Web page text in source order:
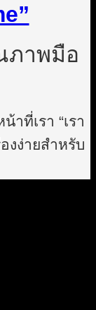
ภาพมือ
าที่เรา “เรา
งง่ายสำหรับ